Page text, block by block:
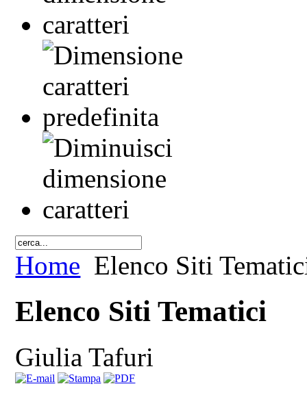
Home Elenco Siti
Elenco Siti Tematici
Giulia Tafuri